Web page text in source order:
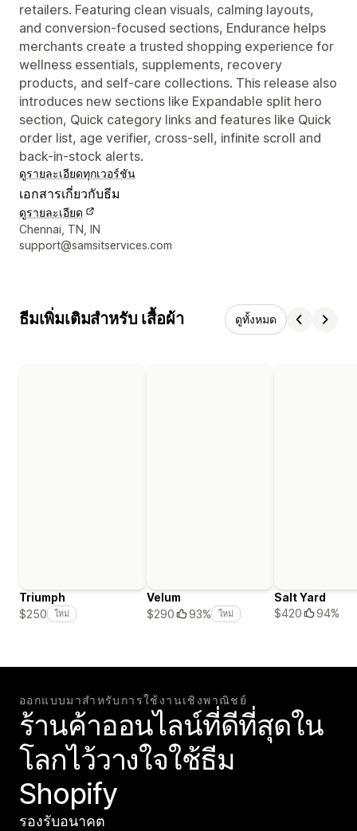
retailers. Featuring clean visuals, calming layouts,
and conversion-focused sections, Endurance helps
merchants create a trusted shopping experience for
wellness essentials, supplements, recovery
products, and self-care collections. This release also
introduces new sections like Expandable split hero
section, Quick category links and features like Quick
order list, age verifier, cross-sell, infinite scroll and
back-in-stock alerts.
ดูรายละเอียดทุกเวอร์ชัน
เอกสารเกี่ยวกับธีม
ดูรายละเอียด
รายละเอียดการติดต่อผู้ออกแบบ
Chennai, TN, IN
support@samsitservices.com
ธีมเพิ่มเติมสำหรับ เสื้อผ้า ดูทั้งหมด
Triumph
$250
ใหม่
Velum
$290
93% ใหม่
Salt Yard
$420
94%
ออกแบบมาสำหรับการใช้งานเชิงพาณิชย์
ร้านค้าออนไลน์ที่ดีที่สุดใน
โลกไว้วางใจใช้ธีม
Shopify
รองรับอนาคต